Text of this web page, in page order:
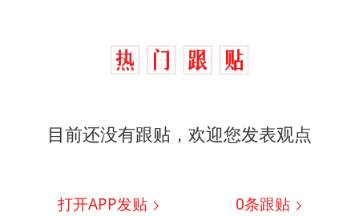
目前还没有跟贴，欢迎您发表观点
打开APP发贴 0条跟贴